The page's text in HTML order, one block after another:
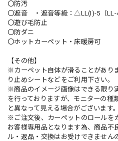
〇防汚
〇遮音 ・遮音等級：△LL(I)-5〔LL-
〇遊び毛防止
〇防ダニ
〇ホットカーペット・床暖房可
【その他】
※カーペット自体が滑ることがあり
り止めシートなどをご利用下さい。
※商品のイメージ画像はできる限り
を行っておりますが、モニターの種
と異なって見える場合がございます。
※ご注文後、カーペットのロールを
お客様専用品となります為、商品不
ル・返品・交換はお受けできません